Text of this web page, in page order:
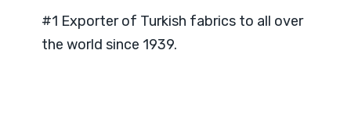
#1 Exporter of Turkish fabrics to all over
the world since 1939.